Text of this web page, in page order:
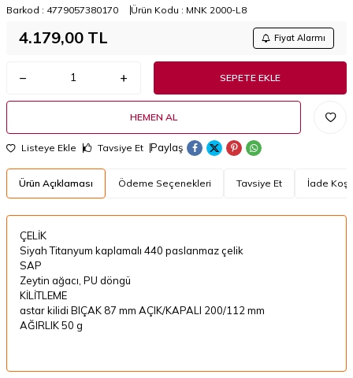
Barkod : 4779057380170 Ürün Kodu : MNK 2000-L8
4.179,00 TL Fiyat Alarmı
SEPETE EKLE
HEMEN AL
Listeye Ekle Tavsiye Et Paylaş
Ürün Açıklaması Ödeme Seçenekleri Tavsiye Et İade
ÇELİK
Siyah Titanyum kaplamalı 440 paslanmaz çelik
SAP
Zeytin ağacı, PU döngü
KİLİTLEME
astar kilidi BIÇAK 87 mm AÇIK/KAPALI 200/112 mm
AĞIRLIK 50 g